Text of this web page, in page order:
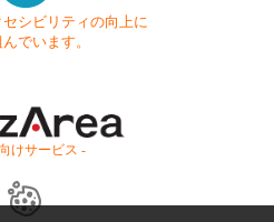
シビリティの向上に
でいます。
けサービス -